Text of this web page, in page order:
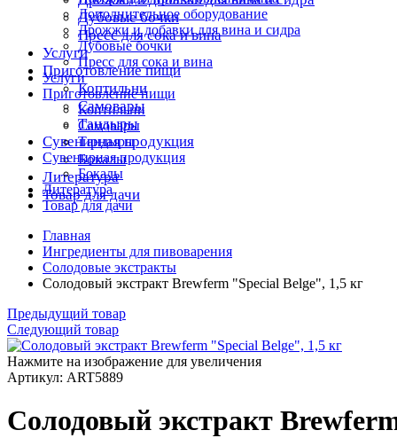
Дубовые бочки
Пресс для сока и вина
Услуги
Приготовление пищи
Коптильни
Самовары
Тандыры
Сувенирная продукция
Бокалы
Литература
Товар для дачи
Дополнительное оборудование
Дрожжи и добавки для вина и сидра
Дубовые бочки
Пресс для сока и вина
Услуги
Приготовление пищи
Коптильни
Самовары
Тандыры
Сувенирная продукция
Бокалы
Литература
Товар для дачи
Главная
Ингредиенты для пивоварения
Солодовые экстракты
Солодовый экстракт Brewferm "Special Belge", 1,5 кг
Предыдущий товар
Следующий товар
Нажмите на изображение для увеличения
Артикул: ART5889
Солодовый экстракт